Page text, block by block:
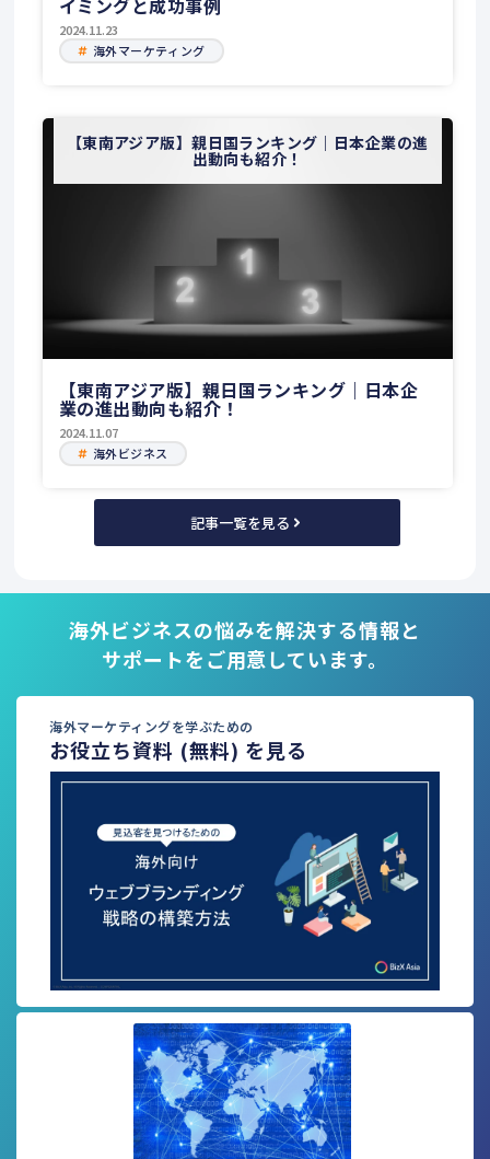
2024.11.23
海外マーケティング
【東南アジア版】親日国ランキング｜日本企業の進
出動向も紹介！
【東南アジア版】親日国ランキング｜日本企
業の進出動向も紹介！
2024.11.07
海外ビジネス
記事一覧を見る
海外ビジネスの悩みを解決する情報と
サポートをご用意しています。
海外マーケティングを学ぶための
お役立ち資料 (無料) を見る